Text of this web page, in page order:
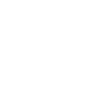
El Carnaval
reivindica
y